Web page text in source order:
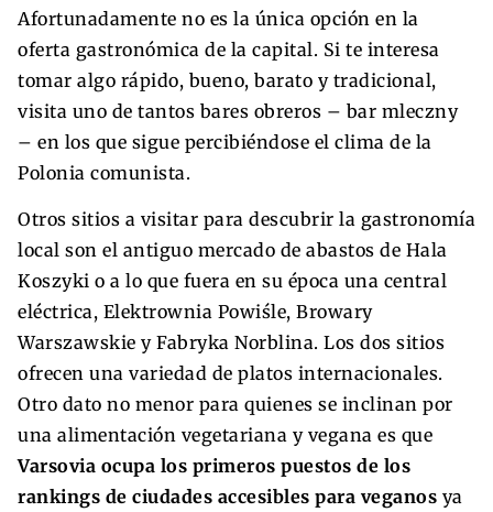
Afortunadamente no es la única opción en la
oferta gastronómica de la capital. Si te interesa
tomar algo rápido, bueno, barato y tradicional,
visita uno de tantos bares obreros – bar mleczny
– en los que sigue percibiéndose el clima de la
Polonia comunista.
Otros sitios a visitar para descubrir la gastronomía
local son el antiguo mercado de abastos de Hala
Koszyki o a lo que fuera en su época una central
eléctrica, Elektrownia Powiśle, Browary
Warszawskie y Fabryka Norblina. Los dos sitios
ofrecen una variedad de platos internacionales.
Otro dato no menor para quienes se inclinan por
una alimentación vegetariana y vegana es que
Varsovia ocupa los primeros puestos de los
rankings de ciudades accesibles para veganos ya